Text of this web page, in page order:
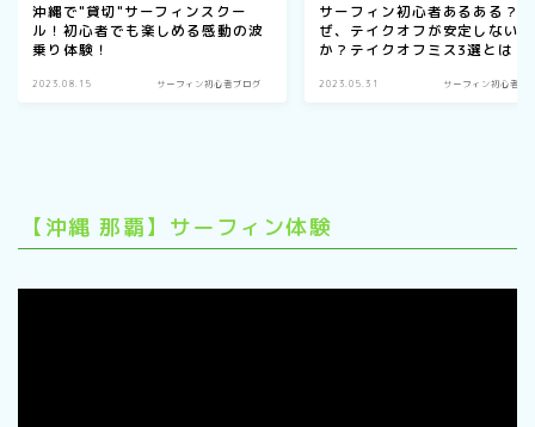
沖縄で"貸切"サーフィンスクー
ル！初心者でも楽しめる感動の波
乗り体験！
2023.08.15 サーフィン初心者ブログ
サーフィン初心者あるある？な
ぜ、テイクオフが安定しないの
か？テイクオフミス3選とは？
2023.05.31 サーフィン初心者ブ
【沖縄 那覇】サーフィン体験